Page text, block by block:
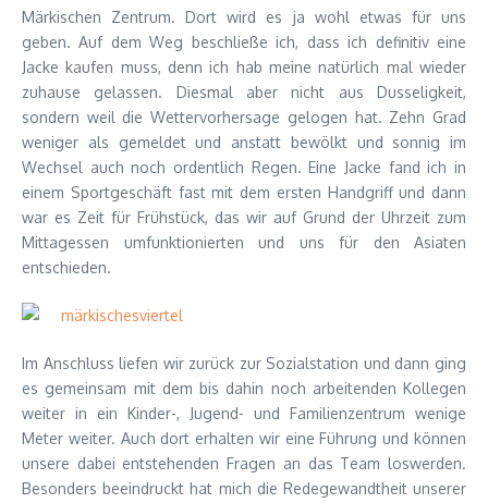
Märkischen Zentrum. Dort wird es ja wohl etwas für uns
geben. Auf dem Weg beschließe ich, dass ich definitiv eine
Jacke kaufen muss, denn ich hab meine natürlich mal wieder
zuhause gelassen. Diesmal aber nicht aus Dusseligkeit,
sondern weil die Wettervorhersage gelogen hat. Zehn Grad
weniger als gemeldet und anstatt bewölkt und sonnig im
Wechsel auch noch ordentlich Regen. Eine Jacke fand ich in
einem Sportgeschäft fast mit dem ersten Handgriff und dann
war es Zeit für Frühstück, das wir auf Grund der Uhrzeit zum
Mittagessen umfunktionierten und uns für den Asiaten
entschieden.
Im Anschluss liefen wir zurück zur Sozialstation und dann ging
es gemeinsam mit dem bis dahin noch arbeitenden Kollegen
weiter in ein Kinder-, Jugend- und Familienzentrum wenige
Meter weiter. Auch dort erhalten wir eine Führung und können
unsere dabei entstehenden Fragen an das Team loswerden.
Besonders beeindruckt hat mich die Redegewandtheit unserer